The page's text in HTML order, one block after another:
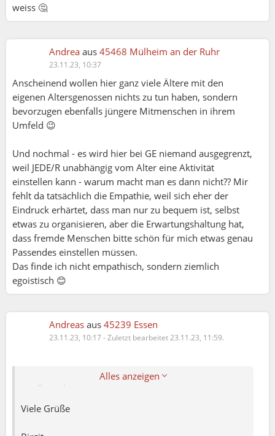
weiss 🤔
Andrea aus 45468 Mülheim an der Ruhr
23.11.23, 10:37
Anscheinend wollen hier ganz viele Ältere mit den
eigenen Altersgenossen nichts zu tun haben, sondern
bevorzugen ebenfalls jüngere Mitmenschen in ihrem
Umfeld 😉
Und nochmal - es wird hier bei GE niemand ausgegrenzt,
weil JEDE/R unabhängig vom Alter eine Aktivität
einstellen kann - warum macht man es dann nicht?? Mir
fehlt da tatsächlich die Empathie, weil sich eher der
Eindruck erhärtet, dass man nur zu bequem ist, selbst
etwas zu organisieren, aber die Erwartungshaltung hat,
dass fremde Menschen bitte schön für mich etwas genau
Passendes einstellen müssen.
Das finde ich nicht empathisch, sondern ziemlich
egoistisch 😊
Andreas aus 45239 Essen
23.11.23, 10:17-Zuletzt bearbeitet 23.11.23, 11:59.
Alles anzeigen
Birke:
Hallo Beate,
ich habe mich schon häufig gefragt, was das soll und
gebe dir absolut Recht.
Mich tröstet, dass diejenigen, die diese
Altersbeschränkung fordern, auch irgendwann ein
nötige Empathie fehlt.
Viele Grüße